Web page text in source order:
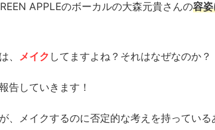
APPLEのボーカルの大森元貴さんの容
、 メイク してますよね？それはなぜなのか？
告していきます！
、メイクするのに否定的な考えを持ってい